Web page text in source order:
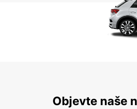
Objevte naše